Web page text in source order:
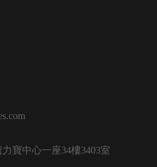
寶中心一座34樓3403室